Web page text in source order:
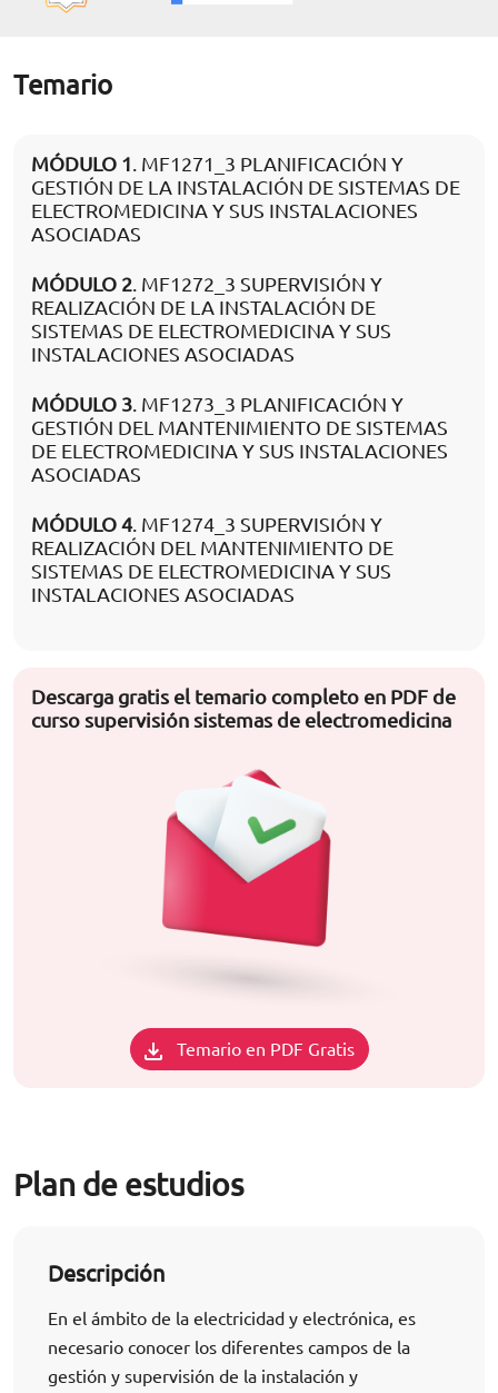
Temario
MÓDULO 1. MF1271_3 PLANIFICACIÓN Y
GESTIÓN DE LA INSTALACIÓN DE SISTEMAS DE
ELECTROMEDICINA Y SUS INSTALACIONES
ASOCIADAS
MÓDULO 2. MF1272_3 SUPERVISIÓN Y
REALIZACIÓN DE LA INSTALACIÓN DE
SISTEMAS DE ELECTROMEDICINA Y SUS
INSTALACIONES ASOCIADAS
MÓDULO 3. MF1273_3 PLANIFICACIÓN Y
GESTIÓN DEL MANTENIMIENTO DE SISTEMAS
DE ELECTROMEDICINA Y SUS INSTALACIONES
ASOCIADAS
MÓDULO 4. MF1274_3 SUPERVISIÓN Y
REALIZACIÓN DEL MANTENIMIENTO DE
SISTEMAS DE ELECTROMEDICINA Y SUS
INSTALACIONES ASOCIADAS
Descarga gratis el temario completo en PDF de
curso supervisión sistemas de electromedicina
Temario en PDF Gratis
Plan de estudios
Descripción
En el ámbito de la electricidad y electrónica, es
necesario conocer los diferentes campos de la
gestión y supervisión de la instalación y